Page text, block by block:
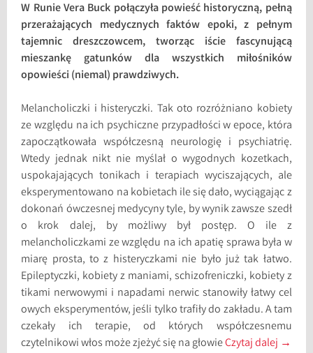
W Runie Vera Buck połączyła powieść historyczną, pełną
przerażających medycznych faktów epoki, z pełnym
tajemnic dreszczowcem, tworząc iście fascynującą
mieszankę gatunków dla wszystkich miłośników
opowieści (niemal) prawdziwych.
Melancholiczki i histeryczki. Tak oto rozróżniano kobiety
ze względu na ich psychiczne przypadłości w epoce, która
zapoczątkowała współczesną neurologię i psychiatrię.
Wtedy jednak nikt nie myślał o wygodnych kozetkach,
uspokajających tonikach i terapiach wyciszających, ale
eksperymentowano na kobietach ile się dało, wyciągając z
dokonań ówczesnej medycyny tyle, by wynik zawsze szedł
o krok dalej, by możliwy był postęp. O ile z
melancholiczkami ze względu na ich apatię sprawa była w
miarę prosta, to z histeryczkami nie było już tak łatwo.
Epileptyczki, kobiety z maniami, schizofreniczki, kobiety z
tikami nerwowymi i napadami nerwic stanowiły łatwy cel
owych eksperymentów, jeśli tylko trafiły do zakładu. A tam
czekały ich terapie, od których współczesnemu
czytelnikowi włos może zjeżyć się na głowieCzytaj dalej →